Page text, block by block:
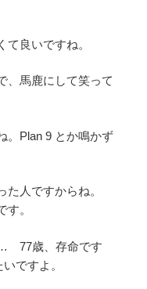
良いですね。
、馬鹿にして笑って
。Plan 9 とか鳴かず
人ですからね。
。
77歳、存命です
ですよ。